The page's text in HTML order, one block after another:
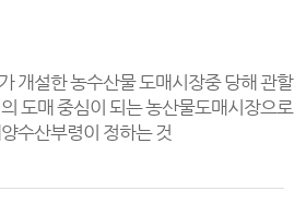
개설한 농수산물 도매시장중 당해 관할
도매 중심이 되는 농산물도매시장으로
수산부령이 정하는 것